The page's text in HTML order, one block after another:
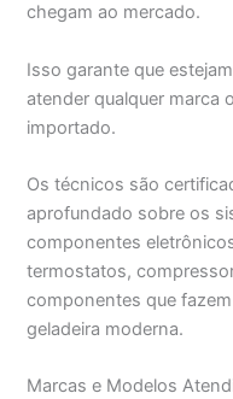
chegam ao mercado.
Isso garante que
atender qualquer marca
importado.
Os técnicos são
aprofundado sobre os
componentes
termostatos,
componentes que
geladeira moderna.
Marcas e Modelos